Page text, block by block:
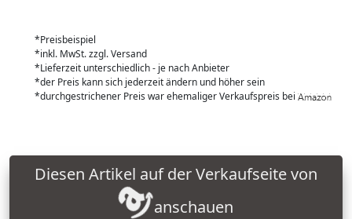
*Preisbeispiel
*inkl. MwSt. zzgl. Versand
*Lieferzeit unterschiedlich - je nach Anbieter
*der Preis kann sich jederzeit ändern und höher sein
*durchgestrichener Preis war ehemaliger Verkaufspreis bei
anschauen